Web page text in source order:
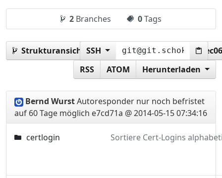
2 Branches 0Tags
Strukturansicht:SSH
RSS
ATOM Herunterladen
Bernd WurstAutoresponder nur noch befristet
auf 60 Tage möglich e7cd71a @ 2014-05-15 07:34:16
certlogin